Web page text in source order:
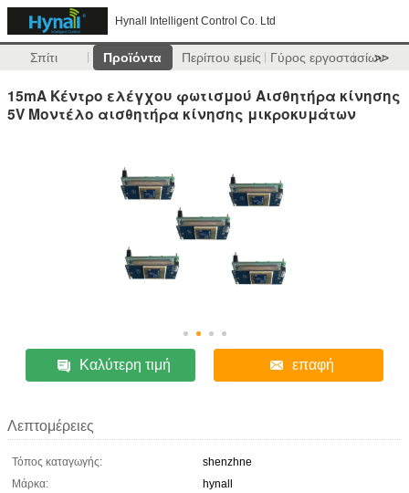
Hynall Intelligent Control Co. Ltd
Σπίτι Προϊόντα Περίπου εμείς Γύρος εργοστασίων
>>
15mA Κέντρο ελέγχου φωτισμού Αισθητήρα κίνησης
5V Μοντέλο αισθητήρα κίνησης μικροκυμάτων
Καλύτερη τιμή επαφή
Λεπτομέρειες
Τόπος καταγωγής:
shenzhne
Μάρκα:
hynall